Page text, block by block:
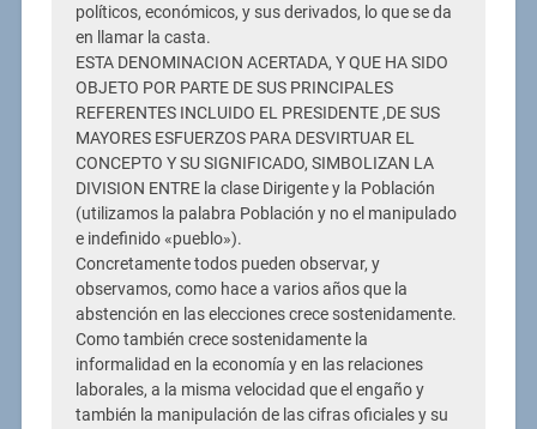
políticos, económicos, y sus derivados, lo que se da
en llamar la casta.
ESTA DENOMINACION ACERTADA, Y QUE HA SIDO
OBJETO POR PARTE DE SUS PRINCIPALES
REFERENTES INCLUIDO EL PRESIDENTE ,DE SUS
MAYORES ESFUERZOS PARA DESVIRTUAR EL
CONCEPTO Y SU SIGNIFICADO, SIMBOLIZAN LA
DIVISION ENTRE la clase Dirigente y la Población
(utilizamos la palabra Población y no el manipulado
e indefinido «pueblo»).
Concretamente todos pueden observar, y
observamos, como hace a varios años que la
abstención en las elecciones crece sostenidamente.
Como también crece sostenidamente la
informalidad en la economía y en las relaciones
laborales, a la misma velocidad que el engaño y
también la manipulación de las cifras oficiales y su